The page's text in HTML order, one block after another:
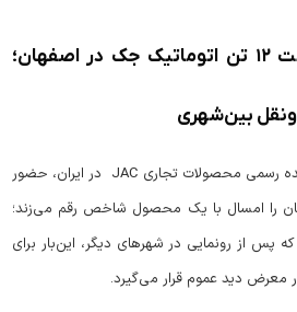
۱۲ تن اتوماتیک جک در اصفهان؛
بین‌شهری
شرکت آرین‌دیزل به‌ عنوان نماینده رسمی محصولات تجاری JAC در ایران، حضور
را امسال با یک محصول شاخص رقم می‌زند؛
که پس از رونمایی در شهرهای دیگر، این‌بار برای
معرض دید عموم قرار می‌گیرد.